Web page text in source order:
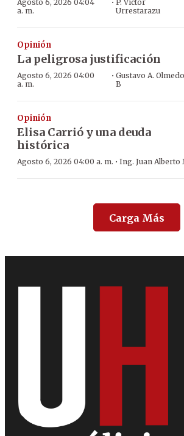
Agosto 6, 2026 04:04
a. m.
· P. Víctor
Urrestarazu
Opinión
La peligrosa justificación
Agosto 6, 2026 04:00
a. m.
· Gustavo A. Olmedo
B
Opinión
Elisa Carrió y una deuda
histórica
Agosto 6, 2026 04:00 a. m. · Ing. Juan Alberto
Carga Más